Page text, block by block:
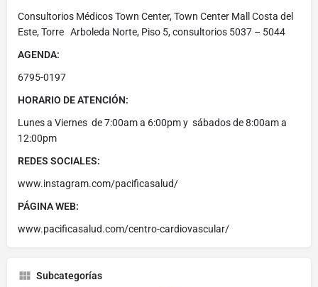
Consultorios Médicos Town Center, Town Center Mall Costa del
Este, Torre Arboleda Norte, Piso 5, consultorios 5037 – 5044
AGENDA:
6795-0197
HORARIO DE ATENCIÓN:
Lunes a Viernes de 7:00am a 6:00pm y sábados de 8:00am a
12:00pm
REDES SOCIALES:
www.instagram.com/pacificasalud/
PÁGINA WEB:
www.pacificasalud.com/centro-cardiovascular/
Subcategorías